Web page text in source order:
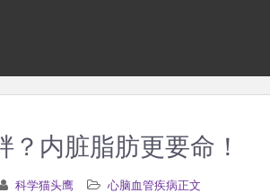
？内脏脂肪更要命！
科学猫头鹰 心脑血管疾病正文